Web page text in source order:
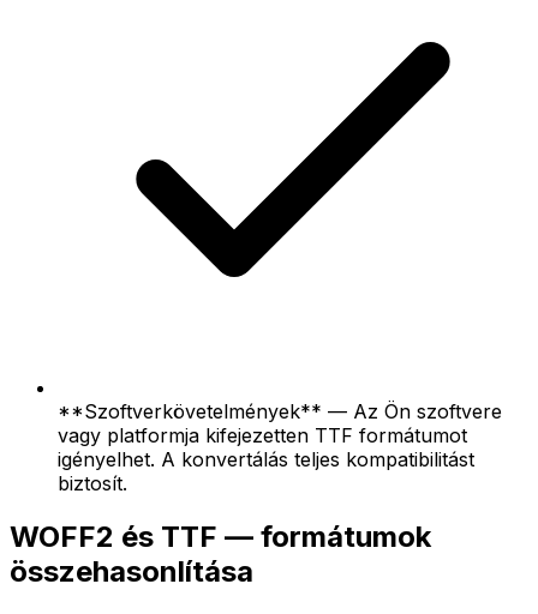
**Szoftverkövetelmények** — Az Ön szoftvere
vagy platformja kifejezetten TTF formátumot
igényelhet. A konvertálás teljes kompatibilitást
biztosít.
WOFF2 és TTF — formátumok
összehasonlítása